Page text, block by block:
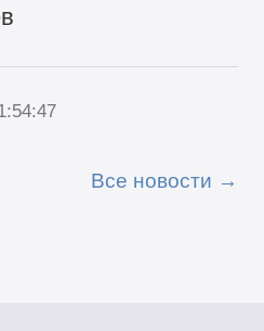
Все новости